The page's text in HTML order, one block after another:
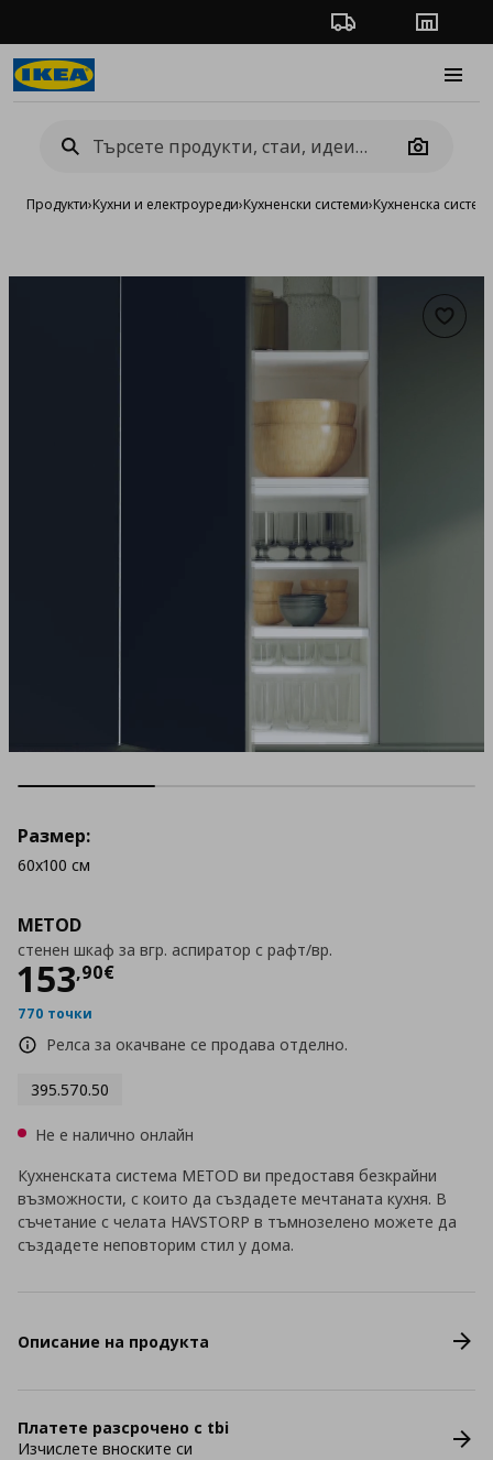
Проследяване на
Camera
Продукти›Кухни и електроуреди›Кухненски системи›Кухненска
METOD
стенен шкаф за вгр. аспиратор с рафт/вр.
153,90€
Цена
770 точки
Релса за окачване се продава отделно.
395.570.50
Размер:
60x100 см
Не е налично онлайн
Кухненската система METOD ви предоставя безкрайни
възможности, с които да създадете мечтаната кухня. В
съчетание с челата HAVSTORP в тъмнозелено можете да
създадете неповторим стил у дома.
Описание на продукта
Платете разсрочено с tbi
Изчислете вноските си